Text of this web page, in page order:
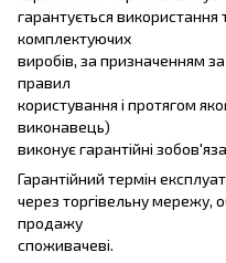
гарантується використання
комплектуючих
виробів, за призначенням
правил
користування і протягом
виконавець)
виконує гарантійні
Гарантійний термін
через торгівельну мережу,
продажу
споживачеві.